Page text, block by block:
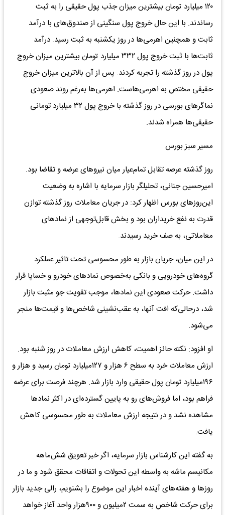
۱۲۰ میلیارد تومان بیشترین میزان جذب پول حقیقی را به ثبت
رساندند. با این حال خروج پول سنگینی از صندوق‌های با درآمد
ثابت و همچنین اهرمی‌ها در روز یکشنبه به ثبت رسید. درآمد
ثابت‌ها با ثبت خروج پول ۳۳۲ میلیارد تومان بیشترین میزان خروج
پول در روز گذشته را تجربه کردند. پس از آن بالاترین میزان خروج
حقیقی مختص به اهرمی‌هاست. اهرمی‌ها به‌رغم روند صعودی
نماگر‌های بورسی در روز گذشته با خروج پول ۳۲ میلیارد تومانی
حقیقی‌ها همراه شدند.
مسیر سبز بورس
روز گذشته عرصه تقابل تمام‌عیار میان نیرو‌های عرضه و تقاضا بود.
امیرحسین جنانی، تحلیلگر بازار سرمایه با اشاره به وضعیت
این‌روز‌های بورس اظهار کرد: در جریان معاملات روز گذشته توازن
قدرت به نفع خریداران بود و بخش قابل‌توجهی از نماد‌های
معاملاتی، به صف خرید رسیدند.
در این میان، جریان بازار به طور محسوسی تحت تاثیر عملکرد
گروه‌های خودرویی و بانکی به‌خصوص نماد‌های خودرو و خساپا قرار
داشت. حرکت صعودی این نمادها، موجب تقویت جو مثبت بازار
شد، درحالی‌که افت آنها، به عقب‌نشینی شاخص‌ها و قیمت‌ها منجر
می‌شود.
او افزود: نکته حائز اهمیت، کاهش ارزش معاملات در روز شنبه بود.
ارزش معاملات خرد به سطح ۶ هزار و ۱۲۷میلیارد تومان رسید و هزار و
۱۹۶میلیارد تومان پول حقیقی وارد بازار شد. هرچند فرصت برای عرضه
فراهم بود، اما فروش‌های رو به پایین گسترده‌ای در اکثر نماد‌ها
مشاهده نشد و در نتیجه ارزش معاملات به طور محسوسی کاهش
یافت.
به گفته این کارشناس بازار سرمایه، اگر خبر تعویق شش‌ماهه
مکانیسم ماشه به واسطه این تحولات و اتفاقات محقق شود و ما در
روز‌ها و هفته‌های آینده اخبار این موضوع را بشنویم، رالی جدید بازار
برای حرکت شاخص به سمت ۲میلیون و ۹۰۰هزار واحد آغاز خواهد